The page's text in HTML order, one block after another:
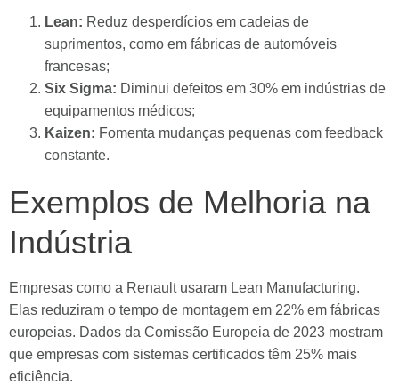
Lean: Reduz desperdícios em cadeias de
suprimentos, como em fábricas de automóveis
francesas;
Six Sigma: Diminui defeitos em 30% em indústrias de
equipamentos médicos;
Kaizen: Fomenta mudanças pequenas com feedback
constante.
Exemplos de Melhoria na
Indústria
Empresas como a Renault usaram Lean Manufacturing.
Elas reduziram o tempo de montagem em 22% em fábricas
europeias. Dados da Comissão Europeia de 2023 mostram
que empresas com sistemas certificados têm 25% mais
eficiência.